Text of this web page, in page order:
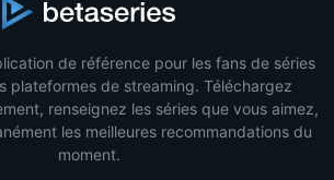
de référence pour les fans de séries
plateformes de streaming. Téléchargez
renseignez les séries que vous aimez,
les meilleures recommandations du
moment.